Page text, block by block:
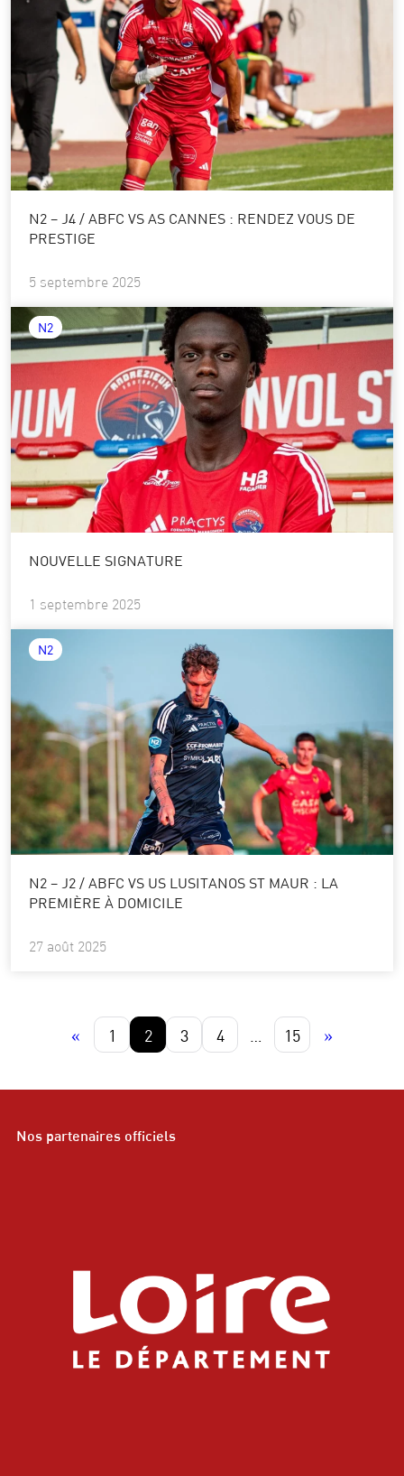
N2 – J4 / ABFC VS AS CANNES : RENDEZ VOUS DE
PRESTIGE
5 septembre 2025
N2
NOUVELLE SIGNATURE
1 septembre 2025
N2
N2 – J2 / ABFC VS US LUSITANOS ST MAUR : LA
PREMIÈRE À DOMICILE
27 août 2025
« 1 2 3 4 15 »
Nos partenaires officiels